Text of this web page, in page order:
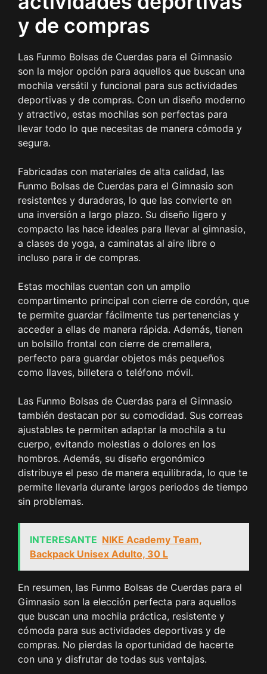
y de compras
Las Funmo Bolsas de Cuerdas para el Gimnasio
son la mejor opción para aquellos que buscan una
mochila versátil y funcional para sus actividades
deportivas y de compras. Con un diseño moderno
y atractivo, estas mochilas son perfectas para
llevar todo lo que necesitas de manera cómoda y
segura.
Fabricadas con materiales de alta calidad, las
Funmo Bolsas de Cuerdas para el Gimnasio son
resistentes y duraderas, lo que las convierte en
una inversión a largo plazo. Su diseño ligero y
compacto las hace ideales para llevar al gimnasio,
a clases de yoga, a caminatas al aire libre o
incluso para ir de compras.
Estas mochilas cuentan con un amplio
compartimento principal con cierre de cordón, que
te permite guardar fácilmente tus pertenencias y
acceder a ellas de manera rápida. Además, tienen
un bolsillo frontal con cierre de cremallera,
perfecto para guardar objetos más pequeños
como llaves, billetera o teléfono móvil.
Las Funmo Bolsas de Cuerdas para el Gimnasio
también destacan por su comodidad. Sus correas
ajustables te permiten adaptar la mochila a tu
cuerpo, evitando molestias o dolores en los
hombros. Además, su diseño ergonómico
distribuye el peso de manera equilibrada, lo que te
permite llevarla durante largos periodos de tiempo
sin problemas.
INTERESANTE NIKE Academy Team,
Backpack Unisex Adulto, 30 L
En resumen, las Funmo Bolsas de Cuerdas para el
Gimnasio son la elección perfecta para aquellos
que buscan una mochila práctica, resistente y
cómoda para sus actividades deportivas y de
compras. No pierdas la oportunidad de hacerte
con una y disfrutar de todas sus ventajas.